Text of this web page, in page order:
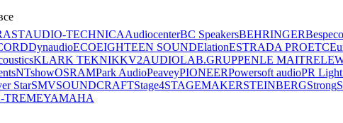
ASTAUDIO-TECHNICAAudiocenterBC SpeakersBEHRINGERBespeco
DynaudioECOEIGHTEEN SOUNDElationESTRADA PROETC
KLARK TEKNIKKV2AUDIOLAB.GRUPPENLE MAITRE
NTshowOSRAMPark AudioPeaveyPIONEERPowersoft audioPR
StarSMVSOUNDCRAFTStage4STAGEMAKERSTEINBERGStrong
TREMEYAMAHA